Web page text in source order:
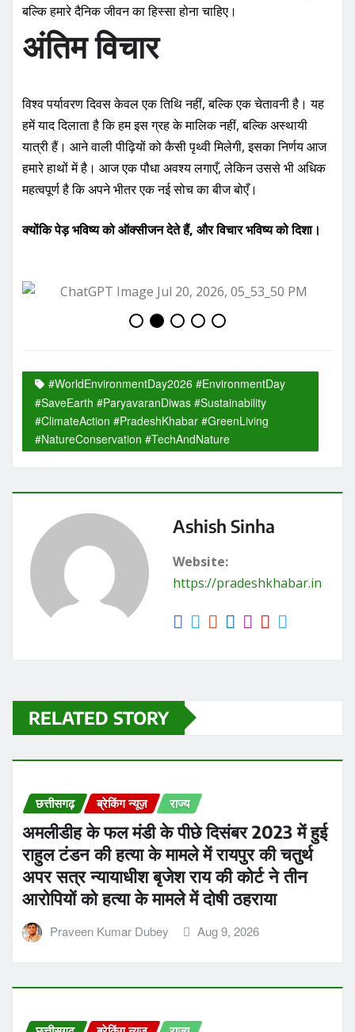
बल्कि हमारे दैनिक जीवन का हिस्सा होना चाहिए।
अंतिम विचार
विश्व पर्यावरण दिवस केवल एक तिथि नहीं, बल्कि एक चेतावनी है। यह
हमें याद दिलाता है कि हम इस ग्रह के मालिक नहीं, बल्कि अस्थायी
यात्री हैं। आने वाली पीढ़ियों को कैसी पृथ्वी मिलेगी, इसका निर्णय आज
हमारे हाथों में है। आज एक पौधा अवश्य लगाएँ, लेकिन उससे भी अधिक
महत्वपूर्ण है कि अपने भीतर एक नई सोच का बीज बोएँ।
क्योंकि पेड़ भविष्य को ऑक्सीजन देते हैं, और विचार भविष्य को दिशा।
#WorldEnvironmentDay2026 #EnvironmentDay
#SaveEarth #ParyavaranDiwas #Sustainability
#ClimateAction #PradeshKhabar #GreenLiving
#NatureConservation #TechAndNature
Ashish Sinha
Website:
https://pradeshkhabar.in
RELATED STORY
छत्तीसगढ़ ब्रेकिंग न्यूज़ राज्य
अमलीडीह के फल मंडी के पीछे दिसंबर 2023 में हुई
राहुल टंडन की हत्या के मामले में रायपुर की चतुर्थ
अपर सत्र न्यायाधीश बृजेश राय की कोर्ट ने तीन
आरोपियों को हत्या के मामले में दोषी ठहराया
Praveen Kumar Dubey Aug 9, 2026